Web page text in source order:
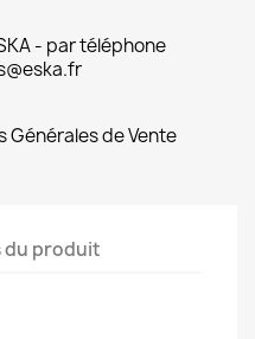
- par téléphone
Générales de Vente
du produit